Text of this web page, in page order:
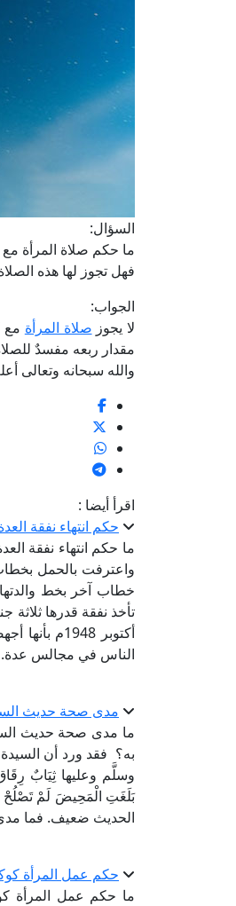
السؤال:
ما حكم صلاة المرأة مع
فهل تجوز لها هذه
الجواب:
لا يجوز صلاة المرأة مع
مقدار ربعه مفسدٌ
والله سبحانه وتعالى
اقرأ أيضا :
حكم انتهاء نفقة
واعترفت بالحمل
خطاب آخر بخط والدتها
تأخذ نفقة قدرها
الناس في مجالس عدة.
مدى صحة حديث
ما مدى صحة حديث
به؟ فقد ورد أن
وسلَّم وعليها ثِيَابٌ
بَلَغَتِ الْمَحِيضَ لَمْ تَصْلُحْ
الحديث ضعيف. فما مدى
حكم عمل المرأة
ما حكم عمل المرأة